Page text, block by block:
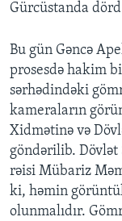
Gürcüstanda
Bu gün Gəncə
prosesdə hakim
sərhədindəki
kameraların
Xidmətinə və
göndərilib.
rəisi Mübariz
ki, həmin
olunmalıdır.